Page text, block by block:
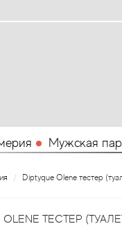
Мужская
Diptyque Olene тестер
OLENE ТЕСТЕР